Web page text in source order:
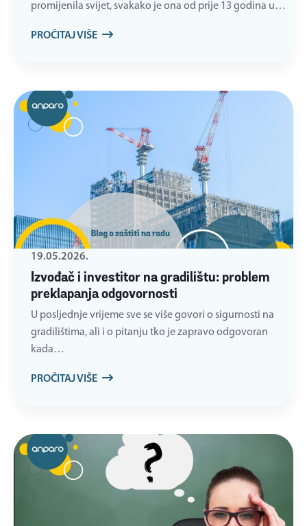
promijenila svijet, svakako je ona od prije 13 godina u…
PROČITAJ VIŠE
Izvođač i investitor na gradilištu: problem
preklapanja odgovornosti
19.05.2026.
U posljednje vrijeme sve se više govori o sigurnosti na
gradilištima, ali i o pitanju tko je zapravo odgovoran
kada…
PROČITAJ VIŠE